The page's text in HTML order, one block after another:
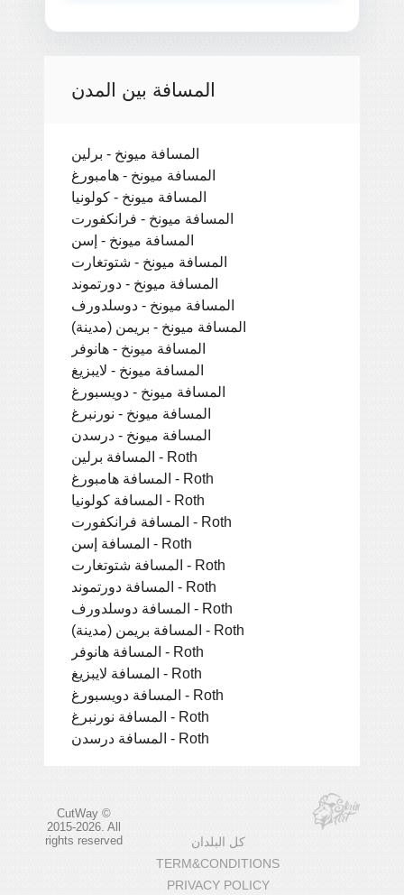
المسافة بين المدن
المسافة ميونخ - برلين
المسافة ميونخ - هامبورغ
المسافة ميونخ - كولونيا
المسافة ميونخ - فرانكفورت
المسافة ميونخ - إسن
المسافة ميونخ - شتوتغارت
المسافة ميونخ - دورتموند
المسافة ميونخ - دوسلدورف
المسافة ميونخ - بريمن (مدينة)
المسافة ميونخ - هانوفر
المسافة ميونخ - لايبزيغ
المسافة ميونخ - دويسبورغ
المسافة ميونخ - نورنبرغ
المسافة ميونخ - درسدن
المسافة برلين - Roth
المسافة هامبورغ - Roth
المسافة كولونيا - Roth
المسافة فرانكفورت - Roth
المسافة إسن - Roth
المسافة شتوتغارت - Roth
المسافة دورتموند - Roth
المسافة دوسلدورف - Roth
المسافة بريمن (مدينة) - Roth
المسافة هانوفر - Roth
المسافة لايبزيغ - Roth
المسافة دويسبورغ - Roth
المسافة نورنبرغ - Roth
المسافة درسدن - Roth
CutWay ©
2015-2026. All
rights reserved
كل البلدان
TERM&CONDITIONS
PRIVACY POLICY